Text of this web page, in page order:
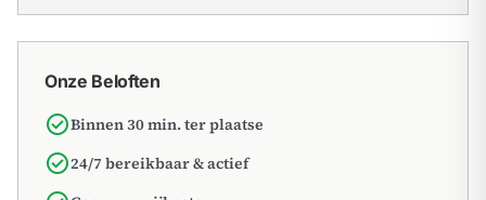
Onze Beloften
check_circleBinnen 30 min. ter plaatse
check_circle24/7 bereikbaar & actief